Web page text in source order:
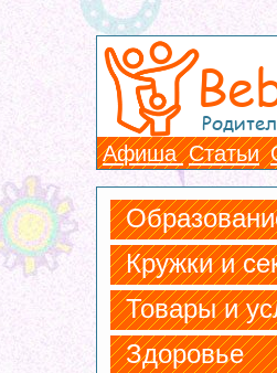
Афиша Статьи
Кружки и
Товары и
Здоровье